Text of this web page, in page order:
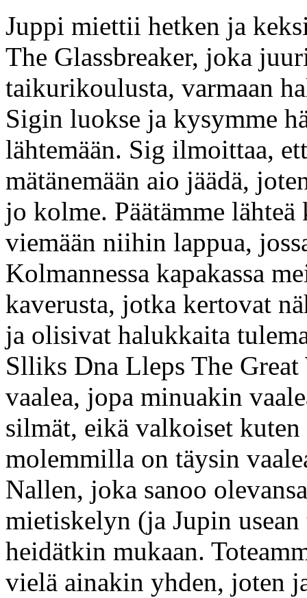
Juppi miettii hetken ja
The Glassbreaker, joka
taikurikoulusta, varmaan
Sigin luokse ja kysymme
lähtemään. Sig ilmoittaa,
mätänemään aio jäädä,
jo kolme. Päätämme
viemään niihin lappua,
Kolmannessa kapakassa
kaverusta, jotka kertovat
ja olisivat halukkaita
Slliks Dna Lleps The
vaalea, jopa minuakin
silmät, eikä valkoiset
molemmilla on täysin
Nallen, joka sanoo
mietiskelyn (ja Jupin
heidätkin mukaan.
vielä ainakin yhden, joten